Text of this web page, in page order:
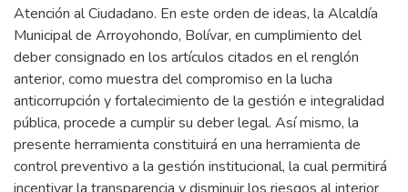
Atención al Ciudadano. En este orden de ideas, la Alcaldía
Municipal de Arroyohondo, Bolívar, en cumplimiento del
deber consignado en los artículos citados en el renglón
anterior, como muestra del compromiso en la lucha
anticorrupción y fortalecimiento de la gestión e integralidad
pública, procede a cumplir su deber legal. Así mismo, la
presente herramienta constituirá en una herramienta de
control preventivo a la gestión institucional, la cual permitirá